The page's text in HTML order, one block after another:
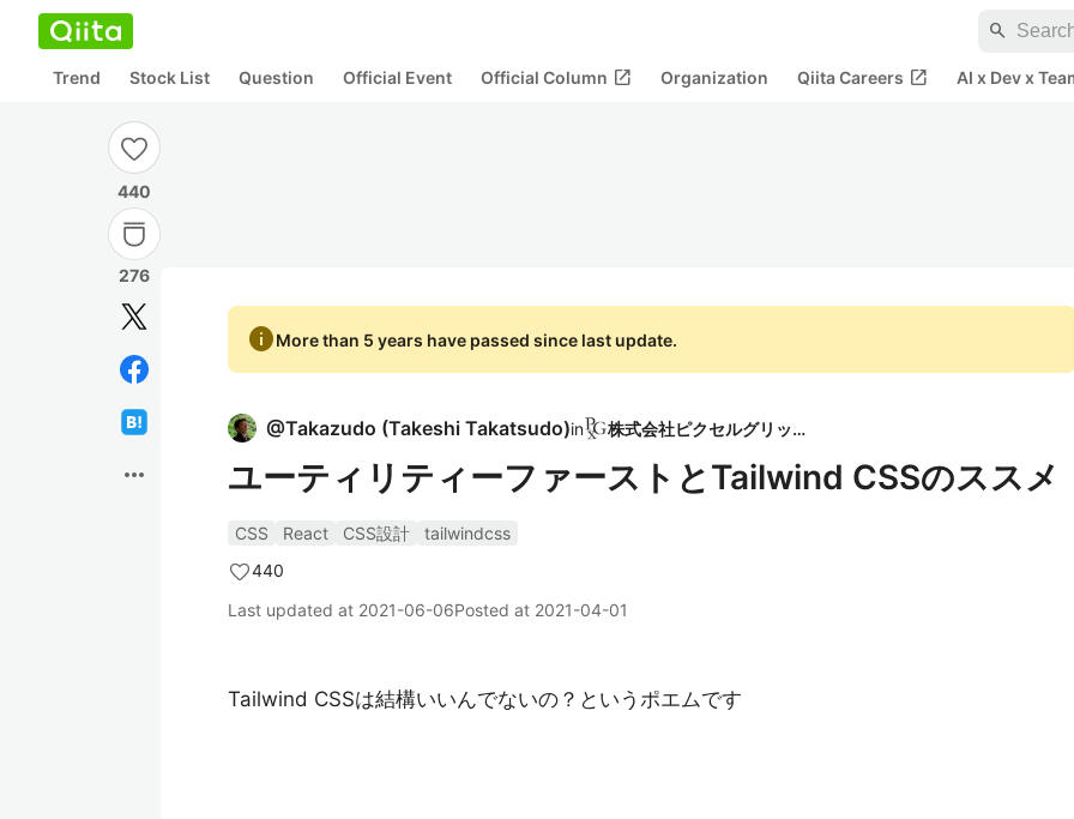
search
Trend Stock List Question Official Event Official Column open_in_new Organization Qiita Careers open_in_new AI x Dev x
440
276
more_horiz
infoMore than 5 years have passed since last update.
@Takazudo (Takeshi Takatsudo)in 株式会社ピクセルグリッド
ユーティリティーファーストとTailwind CSSのススメ
CSS React CSS設計
tailwindcss
440
Last updated at 2021-06-06Posted at 2021-04-01
Tailwind CSSは結構いいんでないの？というポエムです